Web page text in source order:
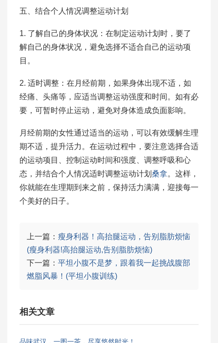
五、结合个人情况调整运动计划
1. 了解自己的身体状况：在制定运动计划时，要了
解自己的身体状况，避免选择不适合自己的运动项
目。
2. 适时调整：在月经前期，如果身体出现不适，如
经痛、头痛等，应适当调整运动强度和时间。如有必
要，可暂时停止运动，避免对身体造成负面影响。
月经前期的女性通过适当的运动，可以有效缓解生理
期不适，提升活力。在运动过程中，要注意选择合适
的运动项目、控制运动时间和强度、调整呼吸和心
态，并结合个人情况适时调整运动计划 桑拿。这样，
你就能在生理期到来之前，保持活力满满，迎接每一
个美好的日子。
上一篇： 瘦身利器！高抬腿运动，告别脂肪烦恼
(瘦身利器!高抬腿运动,告别脂肪烦恼)
下一篇： 平坦小腹不是梦，跟着我一起挑战腹部
燃脂风暴！(平坦小腹训练)
相关文章